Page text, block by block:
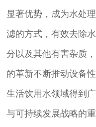
显著优势，成为水处
滤的方式，有效去除
分以及其他有害杂质
的革新不断推动设备
生活饮用水领域得到
与可持续发展战略的